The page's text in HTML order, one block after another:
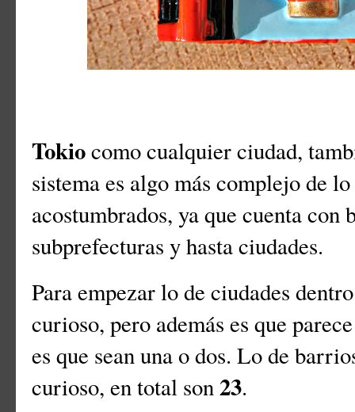
Tokiocomo cualquier ciudad,
sistema es algo más complejo de
acostumbrados, ya que cuenta
subprefecturas y hasta ciudades.
Para empezar lo de ciudades
curioso, pero además es que
es que sean una o dos. Lo de
curioso, en total son23.